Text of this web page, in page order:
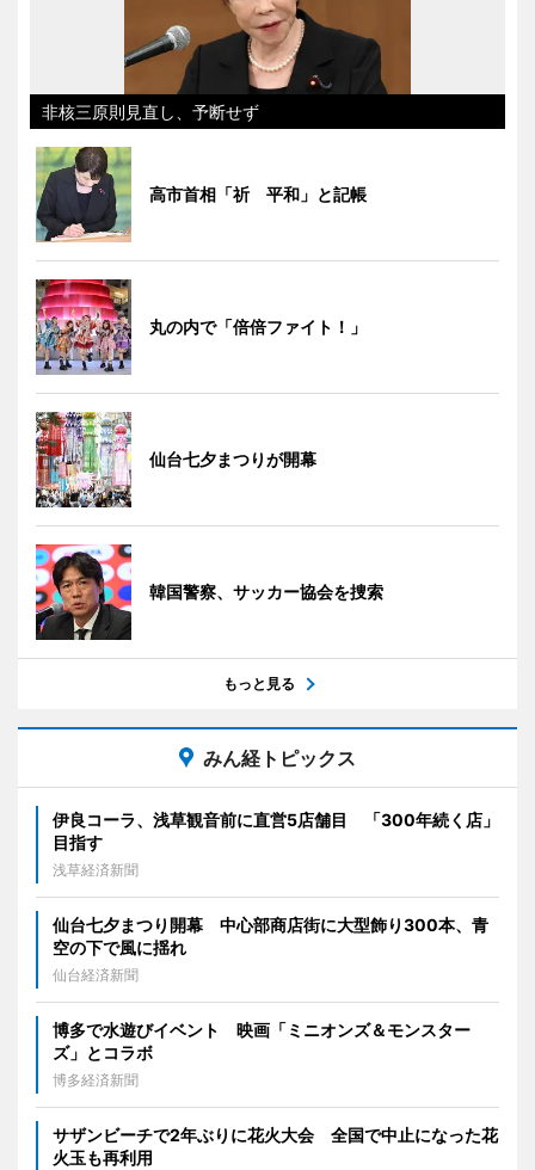
非核三原則見直し、予断せず
高市首相「祈 平和」と記帳
丸の内で「倍倍ファイト！」
仙台七夕まつりが開幕
韓国警察、サッカー協会を捜索
もっと見る
みん経トピックス
伊良コーラ、浅草観音前に直営5店舗目 「300年続く店」
目指す
浅草経済新聞
仙台七夕まつり開幕 中心部商店街に大型飾り300本、青
空の下で風に揺れ
仙台経済新聞
博多で水遊びイベント 映画「ミニオンズ＆モンスター
ズ」とコラボ
博多経済新聞
サザンビーチで2年ぶりに花火大会 全国で中止になった花
火玉も再利用